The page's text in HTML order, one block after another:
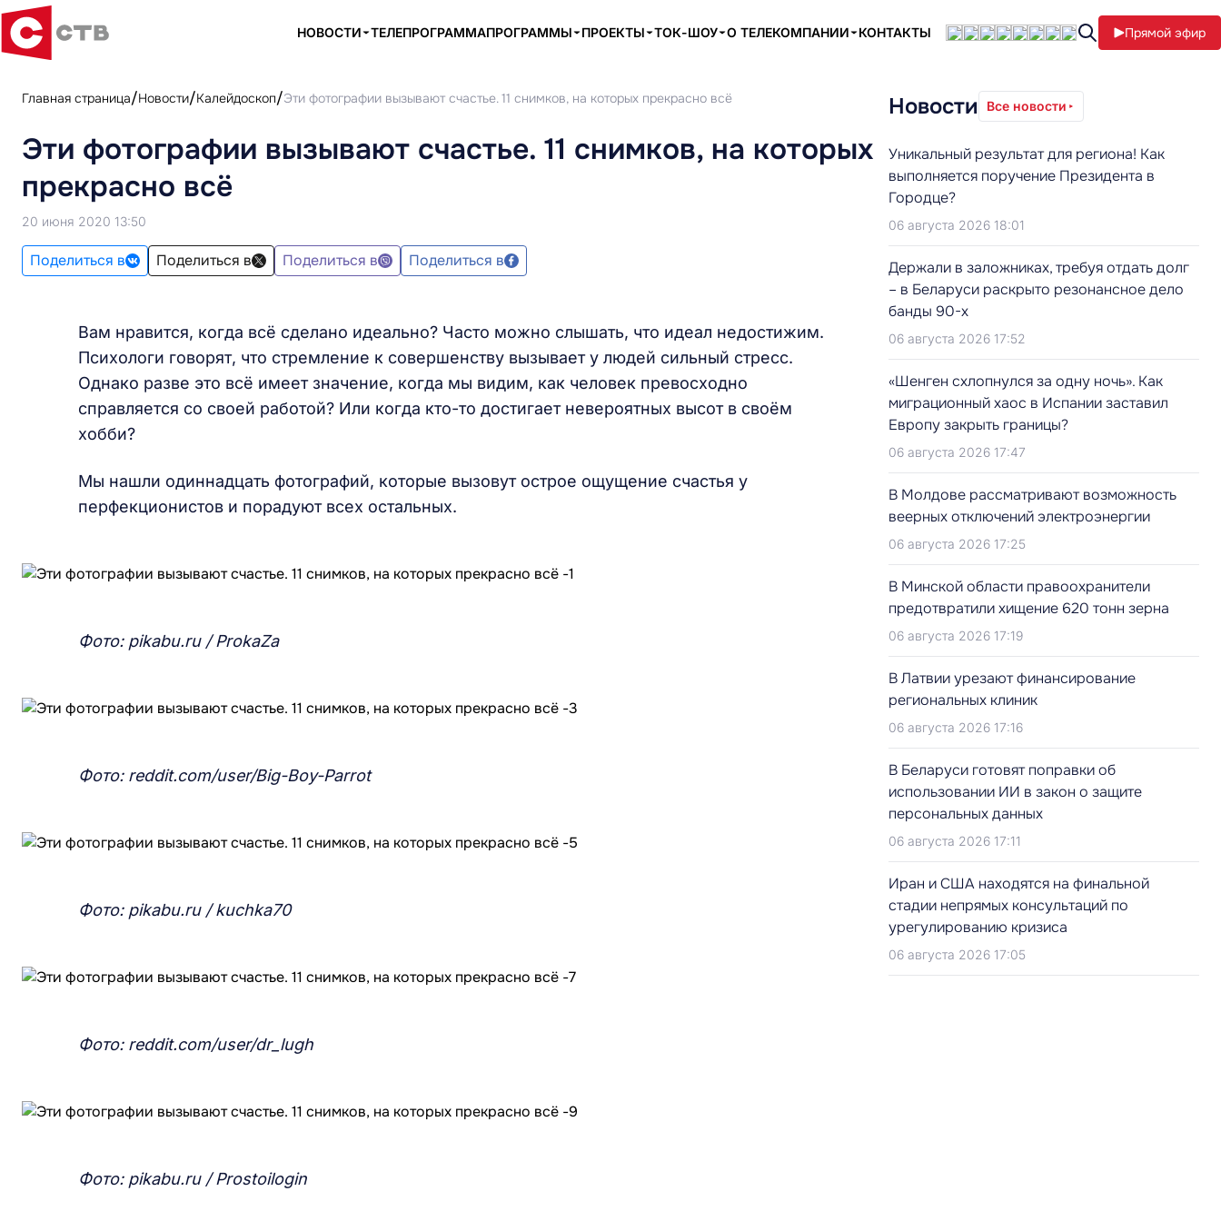
НОВОСТИ ТЕЛЕПРОГРАММАПРОГРАММЫ ПРОЕКТЫ ТОК-ШОУ О ТЕЛЕКОМПАНИИ КОНТАКТЫ Прямой эфир
Главная страница Новости Калейдоскоп Эти фотографии вызывают счастье. 11 снимков, на которых прекрасно всё
Эти фотографии вызывают счастье. 11 снимков, на которых
прекрасно всё
20 июня 2020 13:50
Поделиться в Поделиться в Поделиться в Поделиться в
Вам нравится, когда всё сделано идеально? Часто можно слышать, что идеал недостижим.
Психологи говорят, что стремление к совершенству вызывает у людей сильный стресс.
Однако разве это всё имеет значение, когда мы видим, как человек превосходно
справляется со своей работой? Или когда кто-то достигает невероятных высот в своём
хобби?
Мы нашли одиннадцать фотографий, которые вызовут острое ощущение счастья у
перфекционистов и порадуют всех остальных.
Фото: pikabu.ru / ProkaZa
Фото: reddit.com/user/Big-Boy-Parrot
Фото: pikabu.ru / kuchka70
Фото: reddit.com/user/dr_lugh
Фото: pikabu.ru / Prostoilogin
Новости Все новости
Уникальный результат для региона! Как
выполняется поручение Президента в
Городце?
06 августа 2026 18:01
Держали в заложниках, требуя отдать долг
– в Беларуси раскрыто резонансное дело
банды 90-х
06 августа 2026 17:52
«Шенген схлопнулся за одну ночь». Как
миграционный хаос в Испании заставил
Европу закрыть границы?
06 августа 2026 17:47
В Молдове рассматривают возможность
веерных отключений электроэнергии
06 августа 2026 17:25
В Минской области правоохранители
предотвратили хищение 620 тонн зерна
06 августа 2026 17:19
В Латвии урезают финансирование
региональных клиник
06 августа 2026 17:16
В Беларуси готовят поправки об
использовании ИИ в закон о защите
персональных данных
06 августа 2026 17:11
Иран и США находятся на финальной
стадии непрямых консультаций по
урегулированию кризиса
06 августа 2026 17:05